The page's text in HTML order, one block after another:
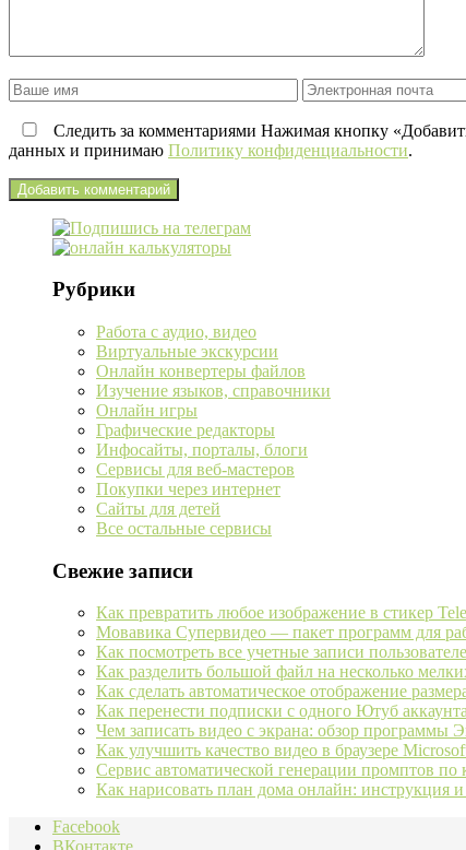
Следить за комментариями Нажимая кнопку
данных и принимаю Политику конфиденциальности.
Рубрики
Работа с аудио, видео
Виртуальные экскурсии
Онлайн конвертеры файлов
Изучение языков, справочники
Онлайн игры
Графические редакторы
Инфосайты, порталы, блоги
Сервисы для веб-мастеров
Покупки через интернет
Сайты для детей
Все остальные сервисы
Свежие записи
Как превратить любое изображение в стикер
Мовавика Супервидео — пакет программ для
Как посмотреть все учетные записи
Как разделить большой файл на несколько
Как сделать автоматическое отображение
Как перенести подписки с одного Ютуб
Чем записать видео с экрана: обзор программы
Как улучшить качество видео в браузере
Сервис автоматической генерации промптов по
Как нарисовать план дома онлайн: инструкция
Facebook